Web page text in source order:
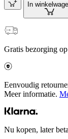
In
Gratis bezorging
Eenvoudig
Meer informatie.
Nu kopen, later